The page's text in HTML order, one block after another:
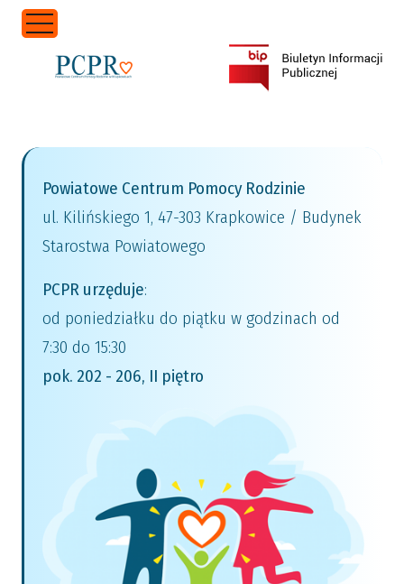
Przejdź do treści
Powiatowe Centrum Pomocy Rodzinie
ul. Kilińskiego 1, 47-303 Krapkowice / Budynek
Starostwa Powiatowego
PCPR urzęduje:
od poniedziałku do piątku w godzinach od
7:30 do 15:30
pok. 202 - 206, II piętro